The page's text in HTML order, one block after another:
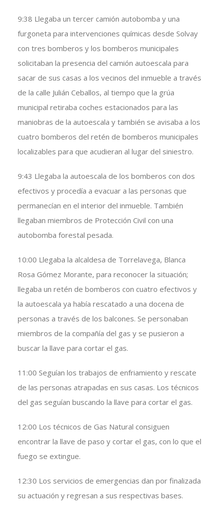
9:38 Llegaba un tercer camión autobomba y una
furgoneta para intervenciones químicas desde Solvay
con tres bomberos y los bomberos municipales
solicitaban la presencia del camión autoescala para
sacar de sus casas a los vecinos del inmueble a través
de la calle Julián Ceballos, al tiempo que la grúa
municipal retiraba coches estacionados para las
maniobras de la autoescala y también se avisaba a los
cuatro bomberos del retén de bomberos municipales
localizables para que acudieran al lugar del siniestro.
9:43 Llegaba la autoescala de los bomberos con dos
efectivos y procedía a evacuar a las personas que
permanecían en el interior del inmueble. También
llegaban miembros de Protección Civil con una
autobomba forestal pesada.
10:00 Llegaba la alcaldesa de Torrelavega, Blanca
Rosa Gómez Morante, para reconocer la situación;
llegaba un retén de bomberos con cuatro efectivos y
la autoescala ya había rescatado a una docena de
personas a través de los balcones. Se personaban
miembros de la compañía del gas y se pusieron a
buscar la llave para cortar el gas.
11:00 Seguían los trabajos de enfriamiento y rescate
de las personas atrapadas en sus casas. Los técnicos
del gas seguían buscando la llave para cortar el gas.
12:00 Los técnicos de Gas Natural consiguen
encontrar la llave de paso y cortar el gas, con lo que el
fuego se extingue.
12:30 Los servicios de emergencias dan por finalizada
su actuación y regresan a sus respectivas bases.